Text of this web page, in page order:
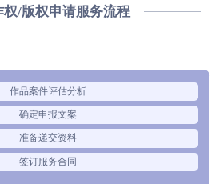
权/版权申请服务流程
作品案件评估分析
确定申报文案
准备递交资料
签订服务合同